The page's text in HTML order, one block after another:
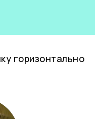
горизонтально